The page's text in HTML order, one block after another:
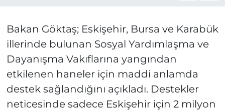
Bakan Göktaş; Eskişehir, Bursa ve Karabük
illerinde bulunan Sosyal Yardımlaşma ve
Dayanışma Vakıflarına yangından
etkilenen haneler için maddi anlamda
destek sağlandığını açıkladı. Destekler
neticesinde sadece Eskişehir için 2 milyon